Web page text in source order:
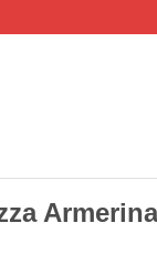
Armerina